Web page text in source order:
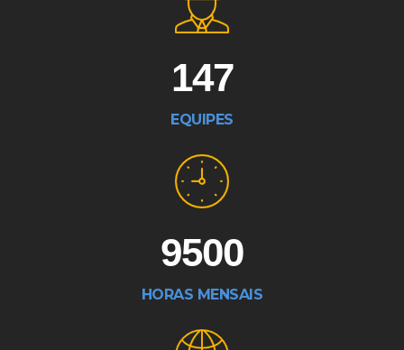
147
EQUIPES
9500
HORAS MENSAIS